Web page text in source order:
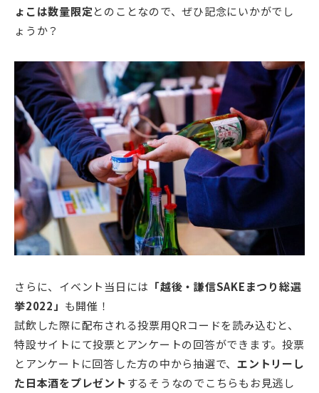
ょこは数量限定とのことなので、ぜひ記念にいかがでし
ょうか？
さらに、イベント当日には 「越後・謙信SAKEまつり総選
挙2022」 も開催！
試飲した際に配布される投票用QRコードを読み込むと、
特設サイトにて投票とアンケートの回答ができます。投票
とアンケートに回答した方の中から抽選で、 エントリーし
た日本酒をプレゼント するそうなのでこちらもお見逃し